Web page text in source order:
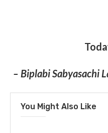
– Biplabi Sabyasachi
You Might Also Like